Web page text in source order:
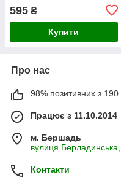
595 ₴
Купити
Про нас
98% позитивних з 190
Працює з 11.10.2014
м. Бершадь
вулиця
Контакти